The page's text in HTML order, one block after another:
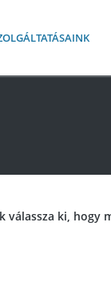
válassza ki, hogy